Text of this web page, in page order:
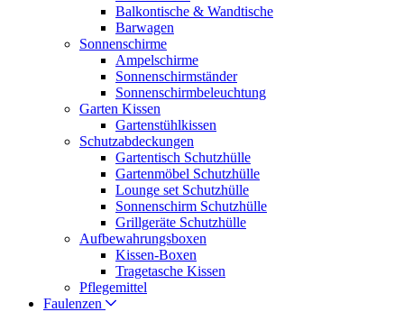
Balkontische & Wandtische
Barwagen
Sonnenschirme
Ampelschirme
Sonnenschirmständer
Sonnenschirmbeleuchtung
Garten Kissen
Gartenstühlkissen
Schutzabdeckungen
Gartentisch Schutzhülle
Gartenmöbel Schutzhülle
Lounge set Schutzhülle
Sonnenschirm Schutzhülle
Grillgeräte Schutzhülle
Aufbewahrungsboxen
Kissen-Boxen
Tragetasche Kissen
Pflegemittel
Faulenzen